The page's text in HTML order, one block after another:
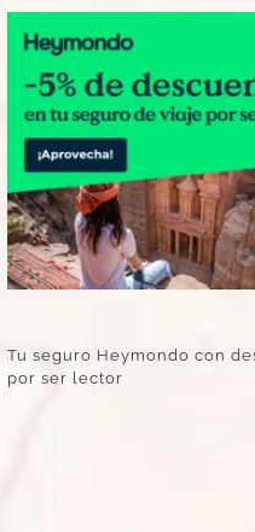
Tu seguro Heymondo con
por ser lector